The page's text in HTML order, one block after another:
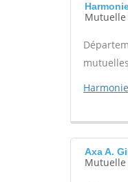
Mutuelle
mutuelles
Axa A.
Mutuelle